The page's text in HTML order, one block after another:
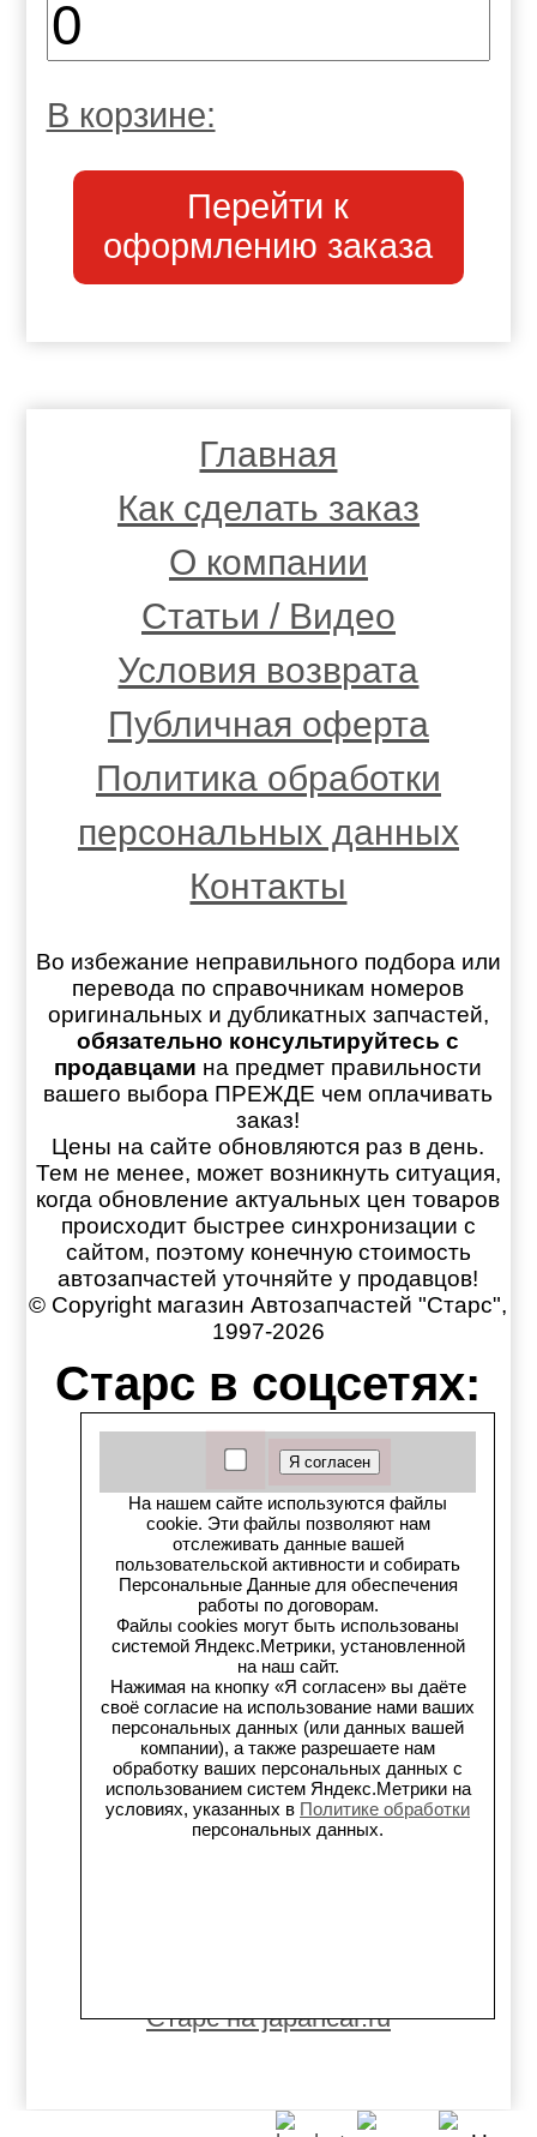
В корзине:
Перейти к
оформлению заказа
Главная
Как сделать заказ
О компании
Статьи / Видео
Условия возврата
Публичная оферта
Политика обработки
персональных данных
Контакты
Во избежание неправильного подбора или
перевода по справочникам номеров
оригинальных и дубликатных запчастей,
обязательно консультируйтесь с
продавцами на предмет правильности
вашего выбора ПРЕЖДЕ чем оплачивать
заказ!
Цены на сайте обновляются раз в день.
Тем не менее, может возникнуть ситуация,
когда обновление актуальных цен товаров
происходит быстрее синхронизации с
сайтом, поэтому конечную стоимость
автозапчастей уточняйте у продавцов!
© Copyright магазин Автозапчастей "Старс",
1997-2026
Старс в соцсетях:
Старс вКонтакте
Старс в YouTube
Телеграм-канал
Старс на Drom.ru
Старс в auto.ru
Старс в картах Яндекс
Старс в картах 2ГИС
Старс на Avito.ru
Старс на japancar.ru
На нашем сайте используются файлы
cookie. Эти файлы позволяют нам
отслеживать данные вашей
пользовательской активности и собирать
Персональные Данные для обеспечения
работы по договорам.
Файлы cookies могут быть использованы
системой Яндекс.Метрики, установленной
на наш сайт.
Нажимая на кнопку «Я согласен» вы даёте
своё согласие на использование нами ваших
персональных данных (или данных вашей
компании), а также разрешаете нам
обработку ваших персональных данных с
использованием систем Яндекс.Метрики на
условиях, указанных в Политике обработки
персональных данных.